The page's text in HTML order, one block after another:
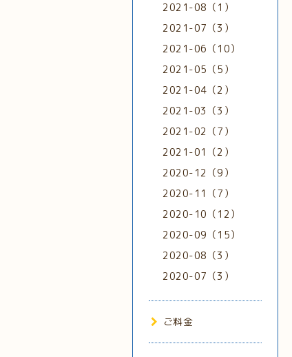
2021-08（1）
2021-07（3）
2021-06（10）
2021-05（5）
2021-04（2）
2021-03（3）
2021-02（7）
2021-01（2）
2020-12（9）
2020-11（7）
2020-10（12）
2020-09（15）
2020-08（3）
2020-07（3）
ご料金